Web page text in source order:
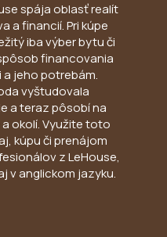
spája oblasť realít
a financií. Pri kúpe
iba výber bytu či
financovania
a jeho potrebám.
vyštudovala
a teraz pôsobí na
okolí. Využite toto
kúpu či prenájom
z LeHouse,
v anglickom jazyku.